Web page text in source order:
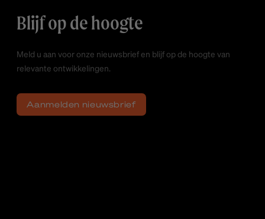
Blijf op de hoogte
Meld u aan voor onze nieuwsbrief en blijf op de hoogte van
relevante ontwikkelingen.
Aanmelden nieuwsbrief